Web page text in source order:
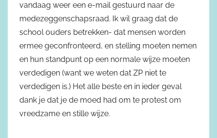
vandaag weer een e-mail gestuurd naar de
medezeggenschapsraad. Ik wil graag dat de
school ouders betrekken- dat mensen worden
ermee geconfronteerd, en stelling moeten nemen
en hun standpunt op een normale wijze moeten
verdedigen (want we weten dat ZP niet te
verdedigen is.) Het alle beste en in ieder geval
dank je dat je de moed had om te protest om
vreedzame en stille wijze.